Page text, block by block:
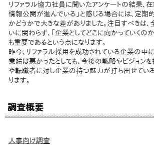
リファラル協力社員に聞いたアンケートの結果、
情報公開が進んでいる」と感じる場合には、定期
かどうかで大きな差がありました。注目すべきは
いに関わらず、「企業としてどこに向かっていくの
も重要であるという点になります。
昨今、リファラル採用を成功されている企業の中
業績は悪かったとしても、今後の戦略やビジョンを
や転職者に対し企業の持つ魅力が打ち出せてい
ります。
調査概要
人事向け調査